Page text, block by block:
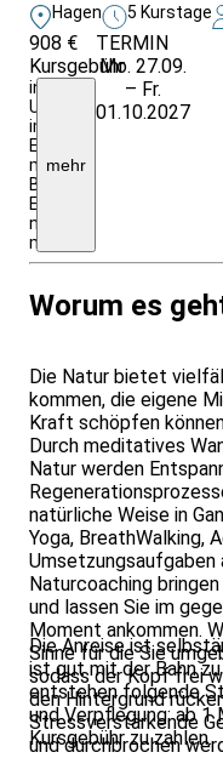
Hagen 5 Kurstage
908 €
Kursgebühr
inkl.
U/Verpfl.
im
EZ
mit
Bad.
Ermäßigung
nicht
mögl.
mehr
TERMIN
Mo. 27.09.
– Fr.
01.10.2027
Worum es
Die Natur bietet
kommen, die eigene
Kraft schöpfen
Durch meditatives
Natur werden
natürliche Weise in
Yoga, BreathWalking,
Umsetzungsaufgaben
Naturcoaching
und lassen Sie im
Moment ankommen.
Sinne für die Sie
sodass der Kopf frei
den Hintergrund
Stressverstärkende
und durchbrochen
Die Anreise ist
ist gut mit der Bahn
entstehen folgende
und Verpflegung: ab
Kursgebühr zu zahlen.